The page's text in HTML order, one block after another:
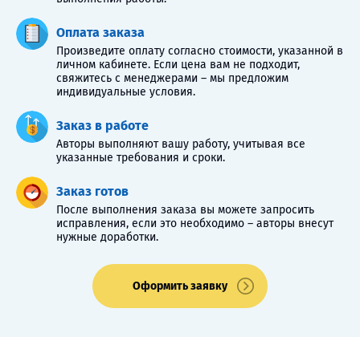
Оплата заказа
Произведите оплату согласно стоимости, указанной в
личном кабинете. Если цена вам не подходит,
свяжитесь с менеджерами – мы предложим
индивидуальные условия.
Заказ в работе
Авторы выполняют вашу работу, учитывая все
указанные требования и сроки.
Заказ готов
После выполнения заказа вы можете запросить
исправления, если это необходимо – авторы внесут
нужные доработки.
Оформить заявку